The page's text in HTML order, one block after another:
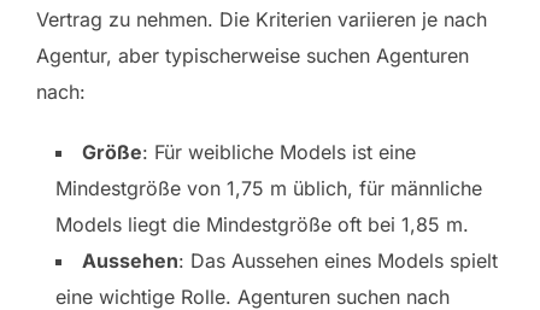
Vertrag zu nehmen. Die Kriterien variieren je nach
Agentur, aber typischerweise suchen Agenturen
nach:
Größe: Für weibliche Models ist eine
Mindestgröße von 1,75 m üblich, für männliche
Models liegt die Mindestgröße oft bei 1,85 m.
Aussehen: Das Aussehen eines Models spielt
eine wichtige Rolle. Agenturen suchen nach